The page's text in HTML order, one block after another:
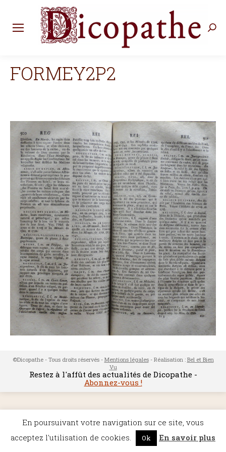
FORMEY2P2
©Dicopathe - Tous droits réservés - Mentions légales- Réalisation : Bel et Bien
Vu
Restez à l'affût des actualités de Dicopathe -
Abonnez-vous !
En poursuivant votre navigation sur ce site, vous
acceptez l'utilisation de cookies.
Ok En savoir plus